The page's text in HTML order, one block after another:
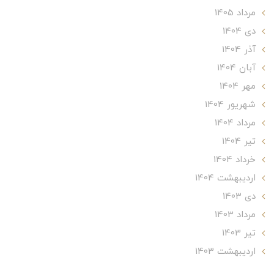
مرداد 1405
دی 1404
آذر 1404
آبان 1404
مهر 1404
شهریور 1404
مرداد 1404
تير 1404
خرداد 1404
ارديبهشت 1404
دی 1403
مرداد 1403
تير 1403
ارديبهشت 1403